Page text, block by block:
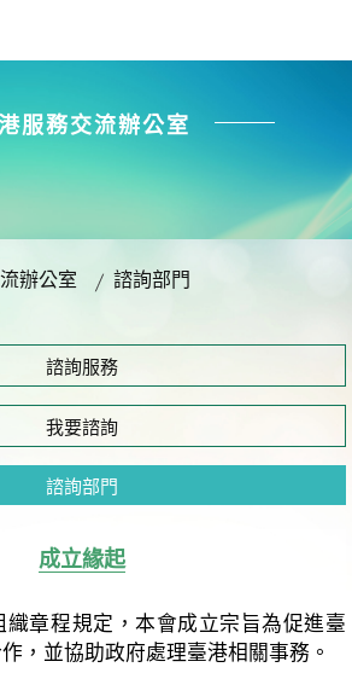
服務交流辦公室
辦公室 諮詢部門
諮詢服務
我要諮詢
諮詢部門
成立緣起
織章程規定，本會成立宗旨為促進臺
，並協助政府處理臺港相關事務。